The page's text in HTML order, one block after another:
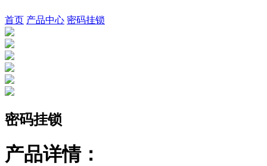
首页 产品中心 密码挂锁
密码挂锁
产品详情：